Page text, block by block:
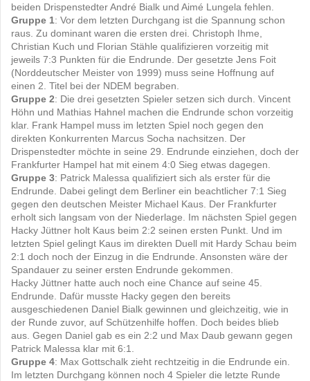
beiden Drispenstedter André Bialk und Aimé Lungela fehlen.
Gruppe 1: Vor dem letzten Durchgang ist die Spannung schon
raus. Zu dominant waren die ersten drei. Christoph Ihme,
Christian Kuch und Florian Stähle qualifizieren vorzeitig mit
jeweils 7:3 Punkten für die Endrunde. Der gesetzte Jens Foit
(Norddeutscher Meister von 1999) muss seine Hoffnung auf
einen 2. Titel bei der NDEM begraben.
Gruppe 2: Die drei gesetzten Spieler setzen sich durch. Vincent
Höhn und Mathias Hahnel machen die Endrunde schon vorzeitig
klar. Frank Hampel muss im letzten Spiel noch gegen den
direkten Konkurrenten Marcus Socha nachsitzen. Der
Drispenstedter möchte in seine 29. Endrunde einziehen, doch der
Frankfurter Hampel hat mit einem 4:0 Sieg etwas dagegen.
Gruppe 3: Patrick Malessa qualifiziert sich als erster für die
Endrunde. Dabei gelingt dem Berliner ein beachtlicher 7:1 Sieg
gegen den deutschen Meister Michael Kaus. Der Frankfurter
erholt sich langsam von der Niederlage. Im nächsten Spiel gegen
Hacky Jüttner holt Kaus beim 2:2 seinen ersten Punkt. Und im
letzten Spiel gelingt Kaus im direkten Duell mit Hardy Schau beim
2:1 doch noch der Einzug in die Endrunde. Ansonsten wäre der
Spandauer zu seiner ersten Endrunde gekommen.
Hacky Jüttner hatte auch noch eine Chance auf seine 45.
Endrunde. Dafür musste Hacky gegen den bereits
ausgeschiedenen Daniel Bialk gewinnen und gleichzeitig, wie in
der Runde zuvor, auf Schützenhilfe hoffen. Doch beides blieb
aus. Gegen Daniel gab es ein 2:2 und Max Daub gewann gegen
Patrick Malessa klar mit 6:1.
Gruppe 4: Max Gottschalk zieht rechtzeitig in die Endrunde ein.
Im letzten Durchgang können noch 4 Spieler die letzte Runde